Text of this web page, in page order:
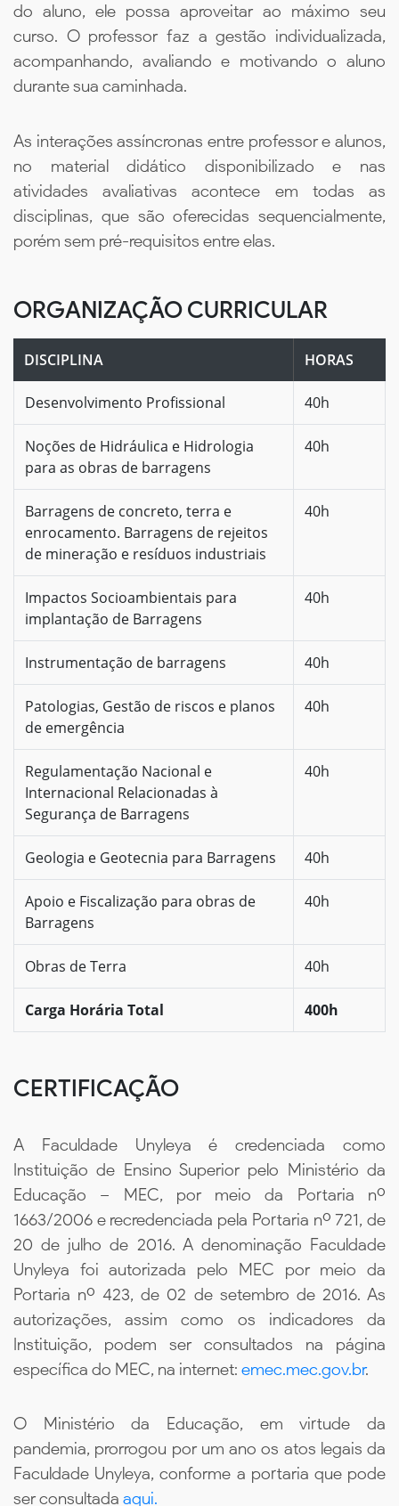
do aluno, ele possa aproveitar ao máximo seu
curso. O professor faz a gestão individualizada,
acompanhando, avaliando e motivando o aluno
durante sua caminhada.
As interações assíncronas entre professor e alunos,
no material didático disponibilizado e nas
atividades avaliativas acontece em todas as
disciplinas, que são oferecidas sequencialmente,
porém sem pré-requisitos entre elas.
ORGANIZAÇÃO CURRICULAR
DISCIPLINA HORAS
Desenvolvimento Profissional 40h
Noções de Hidráulica e Hidrologia
para as obras de barragens
40h
Barragens de concreto, terra e
enrocamento. Barragens de rejeitos
de mineração e resíduos industriais
40h
Impactos Socioambientais para
implantação de Barragens
40h
Instrumentação de barragens 40h
Patologias, Gestão de riscos e planos
de emergência
40h
Regulamentação Nacional e
Internacional Relacionadas à
Segurança de Barragens
40h
Geologia e Geotecnia para Barragens 40h
Apoio e Fiscalização para obras de
Barragens
40h
Obras de Terra 40h
Carga Horária Total 400h
CERTIFICAÇÃO
A Faculdade Unyleya é credenciada como
Instituição de Ensino Superior pelo Ministério da
Educação – MEC, por meio da Portaria nº
1663/2006 e recredenciada pela Portaria nº 721, de
20 de julho de 2016. A denominação Faculdade
Unyleya foi autorizada pelo MEC por meio da
Portaria nº 423, de 02 de setembro de 2016. As
autorizações, assim como os indicadores da
Instituição, podem ser consultados na página
específica do MEC, na internet: emec.mec.gov.br.
O Ministério da Educação, em virtude da
pandemia, prorrogou por um ano os atos legais da
Faculdade Unyleya, conforme a portaria que pode
ser consultada aqui.